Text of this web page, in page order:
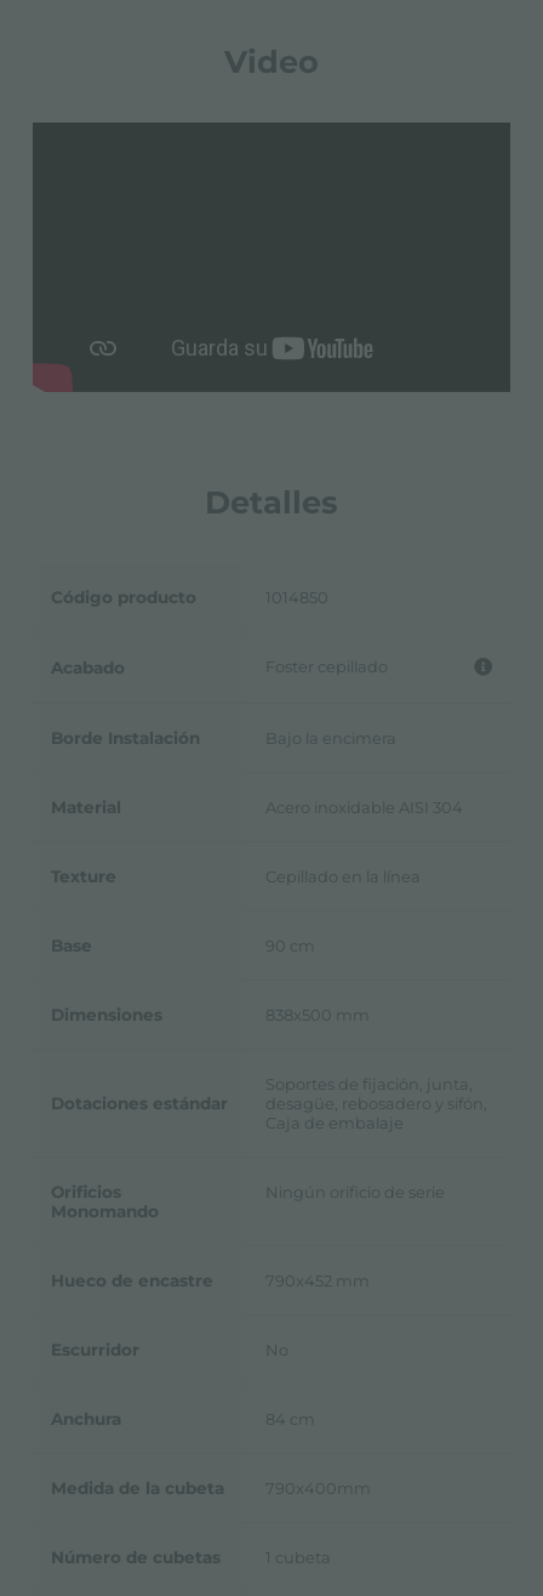
Video
Detalles
Código producto 1014850
Acabado Foster cepillado
Borde Instalación Bajo la encimera
Material Acero inoxidable AISI 304
Texture Cepillado en la línea
Base 90 cm
Dimensiones 838x500 mm
Dotaciones estándar
Soportes de fijación, junta,
desagüe, rebosadero y sifón,
Caja de embalaje
Orificios
Monomando
Ningún orificio de serie
Hueco de encastre 790x452 mm
Escurridor No
Anchura 84 cm
Medida de la cubeta 790x400mm
Número de cubetas 1 cubeta